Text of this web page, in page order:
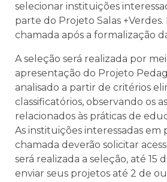
selecionar instituições
parte do Projeto Salas +Verdes.
chamada após a formalização
A seleção será realizada por
apresentação do Projeto
analisado a partir de critérios
classificatórios, observando os
relacionados às práticas de
As instituições interessadas em
chamada deverão solicitar
será realizada a seleção, até 15
enviar seus projetos até 2 de